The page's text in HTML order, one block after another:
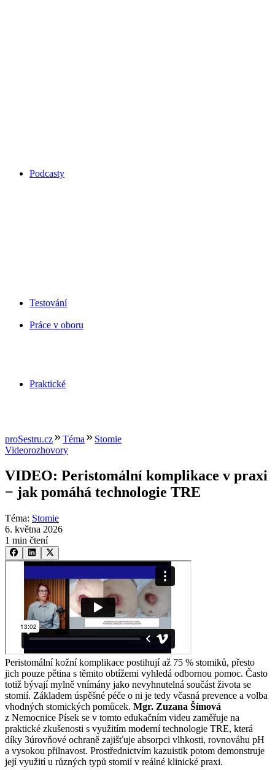
Podcasty
Testování
Práce v oboru
Praktické
proSestru.cz Téma
Stomie
Videorozhovory
VIDEO: Peristomální komplikace v praxi
−⁠ jak pomáhá technologie TRE
Téma: Stomie
6. května 2026
1 min čtení
Peristomální kožní komplikace postihují až 75 % stomiků, přesto
jich pouze pětina s těmito obtížemi vyhledá odbornou pomoc. Často
totiž bývají mylně vnímány jako nevyhnutelná součást života se
stomií. Základem úspěšné péče o ni je tedy včasná prevence a volba
vhodných stomických pomůcek. Mgr. Zuzana Šímová
z Nemocnice Písek se v tomto edukačním videu zaměřuje na
praktické zkušenosti s využitím moderní technologie TRE, která
díky 3úrovňové ochraně zajišťuje absorpci vlhkosti, rovnováhu pH
a vysokou přilnavost. Prostřednictvím kazuistik potom demonstruje
její využití u různých typů stomií v reálné klinické praxi.